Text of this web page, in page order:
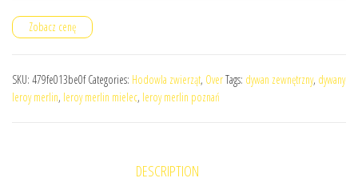
Zobacz cenę
SKU: 479fe013be0f Categories: Hodowla zwierząt, OverTags: dywan zewnętrzny, dywany
leroy merlin, leroy merlin mielec, leroy merlin poznań
DESCRIPTION